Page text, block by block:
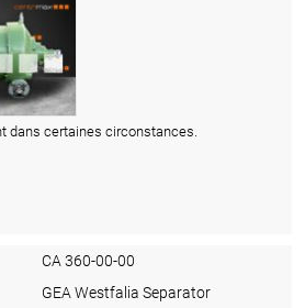
dans certaines circonstances.
CA 360-00-00
GEA Westfalia Separator